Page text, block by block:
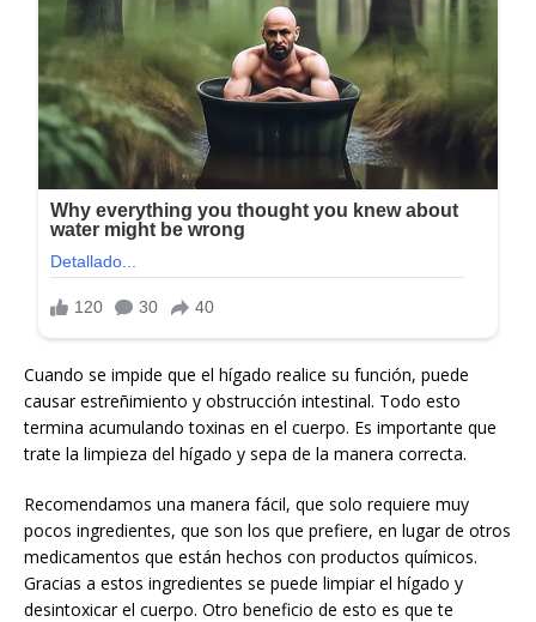
Cuando se impide que el hígado realice su función, puede
causar estreñimiento y obstrucción intestinal. Todo esto
termina acumulando toxinas en el cuerpo. Es importante que
trate la limpieza del hígado y sepa de la manera correcta.
Recomendamos una manera fácil, que solo requiere muy
pocos ingredientes, que son los que prefiere, en lugar de otros
medicamentos que están hechos con productos químicos.
Gracias a estos ingredientes se puede limpiar el hígado y
desintoxicar el cuerpo. Otro beneficio de esto es que te